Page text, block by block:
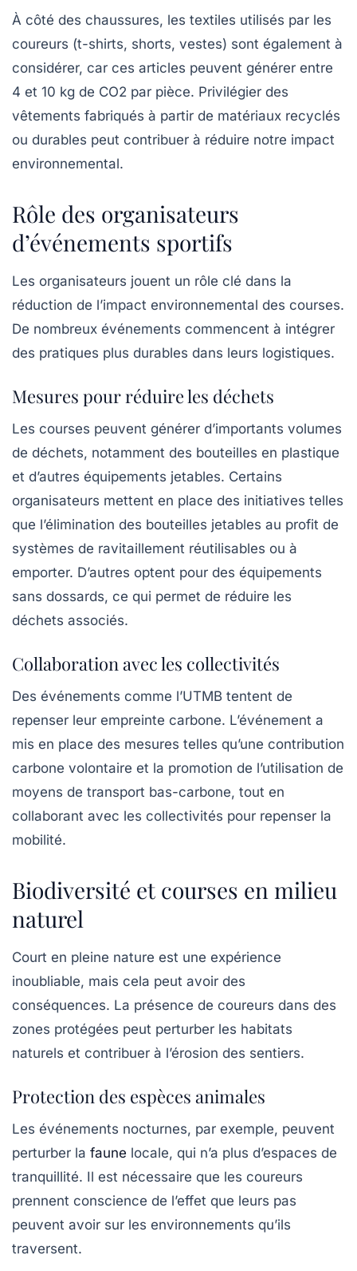
À côté des chaussures, les textiles utilisés par les
coureurs (t-shirts, shorts, vestes) sont également à
considérer, car ces articles peuvent générer entre
4 et 10 kg de CO2 par pièce. Privilégier des
vêtements fabriqués à partir de matériaux recyclés
ou durables peut contribuer à réduire notre impact
environnemental.
Rôle des organisateurs
d’événements sportifs
Les organisateurs jouent un rôle clé dans la
réduction de l’impact environnemental des courses.
De nombreux événements commencent à intégrer
des pratiques plus durables dans leurs logistiques.
Mesures pour réduire les déchets
Les courses peuvent générer d’importants volumes
de déchets, notamment des bouteilles en plastique
et d’autres équipements jetables. Certains
organisateurs mettent en place des initiatives telles
que l’élimination des bouteilles jetables au profit de
systèmes de ravitaillement réutilisables ou à
emporter. D’autres optent pour des équipements
sans dossards, ce qui permet de réduire les
déchets associés.
Collaboration avec les collectivités
Des événements comme l’UTMB tentent de
repenser leur empreinte carbone. L’événement a
mis en place des mesures telles qu’une contribution
carbone volontaire et la promotion de l’utilisation de
moyens de transport bas-carbone, tout en
collaborant avec les collectivités pour repenser la
mobilité.
Biodiversité et courses en milieu
naturel
Court en pleine nature est une expérience
inoubliable, mais cela peut avoir des
conséquences. La présence de coureurs dans des
zones protégées peut perturber les habitats
naturels et contribuer à l’érosion des sentiers.
Protection des espèces animales
Les événements nocturnes, par exemple, peuvent
perturber la faune locale, qui n’a plus d’espaces de
tranquillité. Il est nécessaire que les coureurs
prennent conscience de l’effet que leurs pas
peuvent avoir sur les environnements qu’ils
traversent.